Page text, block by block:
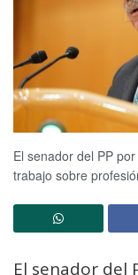
El senador del PP
trabajo sobre
El senador del